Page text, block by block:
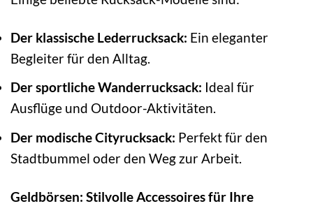
Der klassische Lederrucksack: Ein eleganter
Begleiter für den Alltag.
Der sportliche Wanderrucksack: Ideal für
Ausflüge und Outdoor-Aktivitäten.
Der modische Cityrucksack: Perfekt für den
Stadtbummel oder den Weg zur Arbeit.
Geldbörsen: Stilvolle Accessoires für Ihre